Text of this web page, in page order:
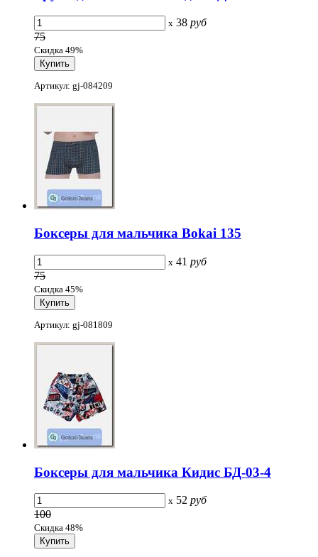
x 38 руб
75
Скидка 49%
Артикул: gj-084209
Боксеры для мальчика Bokai 135
x 41 руб
75
Скидка 45%
Артикул: gj-081809
Боксеры для мальчика Кидис БД-03-4
x 52 руб
100
Скидка 48%